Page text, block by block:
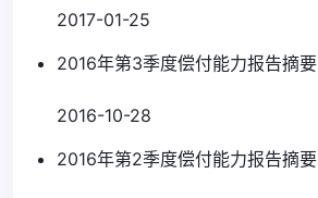
2017-01-25
2016年第3季度偿付能力报告摘要
2016-10-28
2016年第2季度偿付能力报告摘要